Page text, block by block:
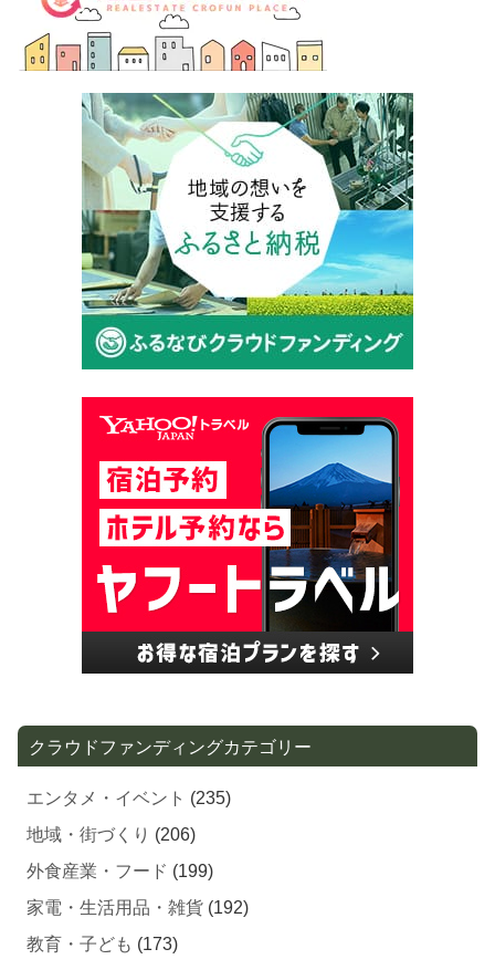
クラウドファンディングカテゴリー
エンタメ・イベント (235)
地域・街づくり (206)
外食産業・フード (199)
家電・生活用品・雑貨 (192)
教育・子ども (173)